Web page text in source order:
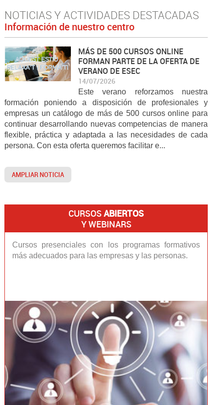
NOTICIAS Y ACTIVIDADES DESTACADAS
Información de nuestro centro
MÁS DE 500 CURSOS ONLINE
FORMAN PARTE DE LA OFERTA DE
VERANO DE ESEC
14/07/2026
Este verano reforzamos nuestra
formación poniendo a disposición de profesionales y
empresas un catálogo de más de 500 cursos online para
continuar desarrollando nuevas competencias de manera
flexible, práctica y adaptada a las necesidades de cada
persona. Con esta oferta queremos facilitar e...
AMPLIAR NOTICIA
CURSOSABIERTOS
Y WEBINARS
Cursos presenciales con los programas formativos
más adecuados para las empresas y las personas.